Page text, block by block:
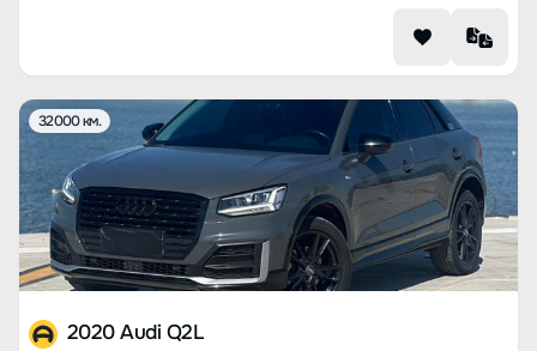
32000 км.
2020 Audi Q2L